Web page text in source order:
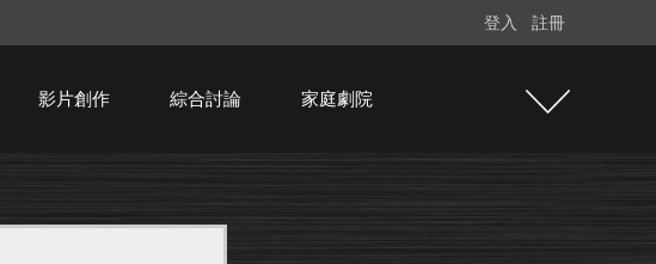
登入 註冊
影片創作 綜合討論 家庭劇院